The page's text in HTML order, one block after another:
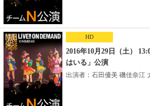
HD
2016年10月29日（土）
はいる」公演
出演者：石田優美 磯佳奈江